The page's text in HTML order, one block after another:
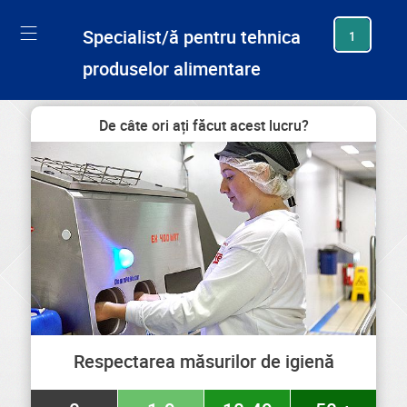
Specialist/ă pentru tehnica
produselor alimentare
1
De câte ori ați făcut acest lucru?
Respectarea măsurilor de igienă